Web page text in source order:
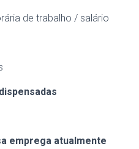
de trabalho / salário
emprega atualmente